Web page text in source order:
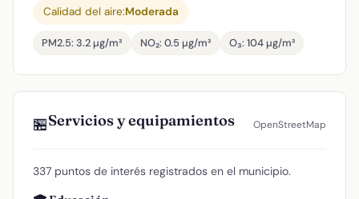
Calidad del aire:Moderada
PM2.5: 3.2 µg/m³ NO₂: 0.5 µg/m³ O₃: 104 µg/m³
🏪Servicios y equipamientos OpenStreetMap
337 puntos de interés registrados en el municipio.